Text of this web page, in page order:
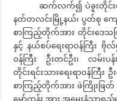
ဆက်လက်၍ ပဲခူးတိုင်းဒေသ
နတ်တလင်းမြို့နယ်၊ ပွတ်စု ကျ
စာကြည့်တိုက်အား တိုင်းဒေသကြီ
နှင့် နယ်စပ်ရေးရာဝန်ကြီး ဗိုလ်
ဝန်ကြီး ဦးတင်ဦး၊ လမ်း
တိုင်းရင်းသားရေးရာဝန်ကြီ
စာကြည့်တိုက်အား ဖဲကြိုးဖြတ်
မော်ကွန်း အား အမွှေးနံ့သာရည်